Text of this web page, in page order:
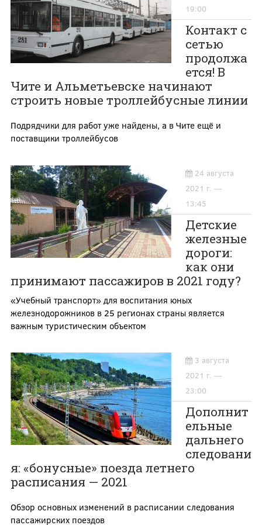
19:00
Контакт с
сетью
продолжа
ется! В
Чите и Альметьевске начинают
строить новые троллейбусные линии
Подрядчики для работ уже найдены, а в Чите ещё и
поставщики троллейбусов
24 августа
2021 г. —
13:45
Детские
железные
дороги:
как они
принимают пассажиров в 2021 году?
«Учебный транспорт» для воспитания юных
железнодорожников в 25 регионах страны является
важным туристическим объектом
3 августа
2021 г. —
23:00
Дополнит
ельные
дальнего
следовани
я: «бонусные» поезда летнего
расписания — 2021
Обзор основных изменений в расписании следования
пассажирских поездов